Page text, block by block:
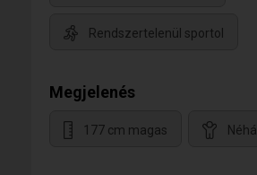
Rendszertelenül sportol
Megjelenés
177 cm magas